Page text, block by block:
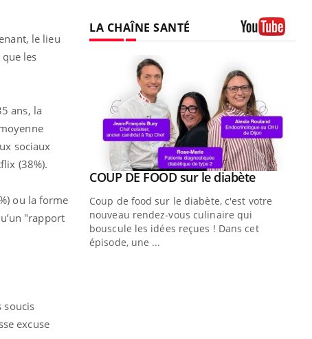
le lieu
les
ans, la
sociaux
(38%).
ou la forme
"rapport
soucis
excuse
LA CHAÎNE SANTÉ
groupe
Youtube
COUP DE FOOD sur le diabèteYoutube
Coup de food sur le diabète, c'est votre
nouveau rendez-vous culinaire qui
bouscule les idées reçues ! Dans cet
épisode, une ...